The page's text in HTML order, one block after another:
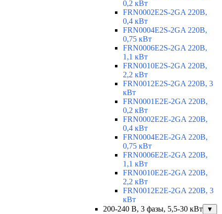
0,2 кВт
FRN0002E2S-2GA 220В,
0,4 кВт
FRN0004E2S-2GA 220В,
0,75 кВт
FRN0006E2S-2GA 220В,
1,1 кВт
FRN0010E2S-2GA 220В,
2,2 кВт
FRN0012E2S-2GA 220В, 3
кВт
FRN0001E2E-2GA 220В,
0,2 кВт
FRN0002E2E-2GA 220В,
0,4 кВт
FRN0004E2E-2GA 220В,
0,75 кВт
FRN0006E2E-2GA 220В,
1,1 кВт
FRN0010E2E-2GA 220В,
2,2 кВт
FRN0012E2E-2GA 220В, 3
кВт
200-240 В, 3 фазы, 5,5-30 кВт
▼